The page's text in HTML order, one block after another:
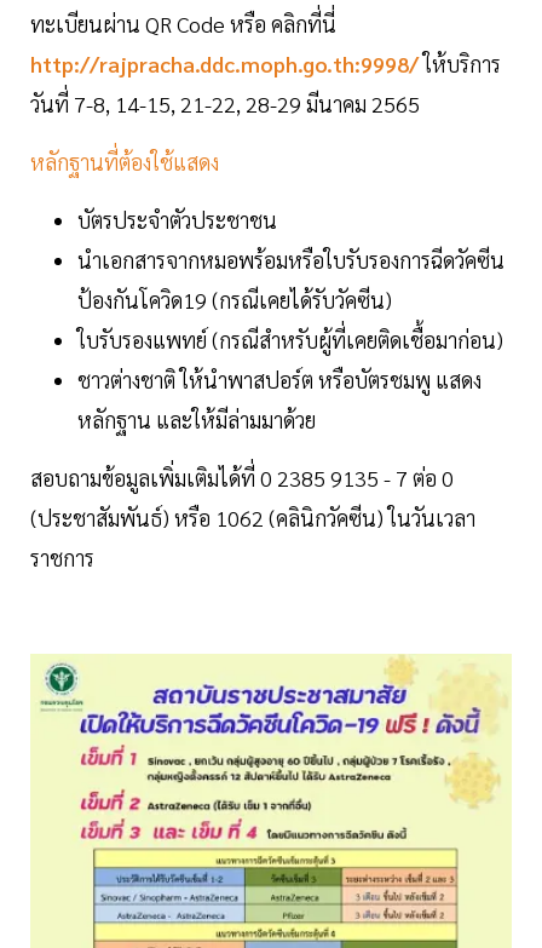
ทะเบียนผ่าน QR Code หรือ คลิกที่นี่
http://rajpracha.ddc.moph.go.th:9998/ให้บริการ
วันที่ 7-8, 14-15, 21-22, 28-29 มีนาคม 2565
หลักฐานที่ต้องใช้แสดง
บัตรประจำตัวประชาชน
นำเอกสารจากหมอพร้อมหรือใบรับรองการฉีดวัคซีน
ป้องกันโควิด19 (กรณีเคยได้รับวัคซีน)
ใบรับรองแพทย์ (กรณีสำหรับผู้ที่เคยติดเชื้อมาก่อน)
ชาวต่างชาติ ให้นำพาสปอร์ต หรือบัตรชมพู แสดง
หลักฐาน และให้มีล่ามมาด้วย
สอบถามข้อมูลเพิ่มเติมได้ที่ 0 2385 9135 - 7 ต่อ 0
(ประชาสัมพันธ์) หรือ 1062 (คลินิกวัคซีน) ในวันเวลา
ราชการ